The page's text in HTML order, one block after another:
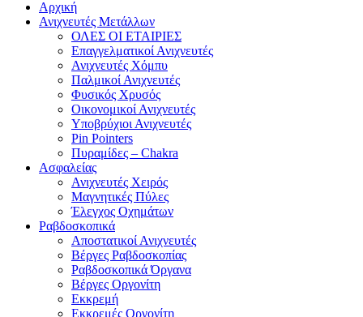
Αρχική
Ανιχνευτές Μετάλλων
ΟΛΕΣ ΟΙ ΕΤΑΙΡΙΕΣ
Επαγγελματικοί Ανιχνευτές
Ανιχνευτές Χόμπυ
Παλμικοί Ανιχνευτές
Φυσικός Χρυσός
Οικονομικοί Ανιχνευτές
Υποβρύχιοι Ανιχνευτές
Pin Pointers
Πυραμίδες – Chakra
Ασφαλείας
Ανιχνευτές Χειρός
Μαγνητικές Πύλες
Έλεγχος Οχημάτων
Ραβδοσκοπικά
Αποστατικοί Ανιχνευτές
Βέργες Ραβδοσκοπίας
Ραβδοσκοπικά Όργανα
Βέργες Οργονίτη
Εκκρεμή
Εκκρεμές Οργονίτη